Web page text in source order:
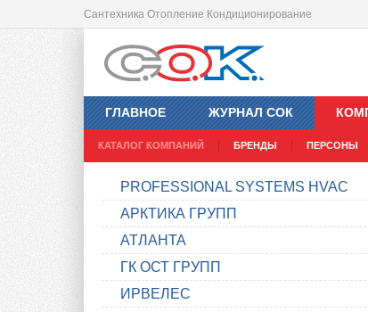
Сантехника Отопление Кондиционирование
ГЛАВНОЕ ЖУРНАЛ СОК
КАТАЛОГ КОМПАНИЙ БРЕНДЫ ПЕРСОНЫ
PROFESSIONAL SYSTEMS HVAC
АРКТИКА ГРУПП
АТЛАНТА
ГК ОСТ ГРУПП
ИРВЕЛЕС